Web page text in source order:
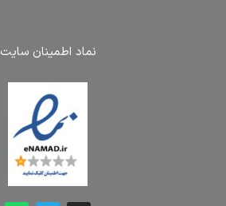
نماد اطمینان سایت